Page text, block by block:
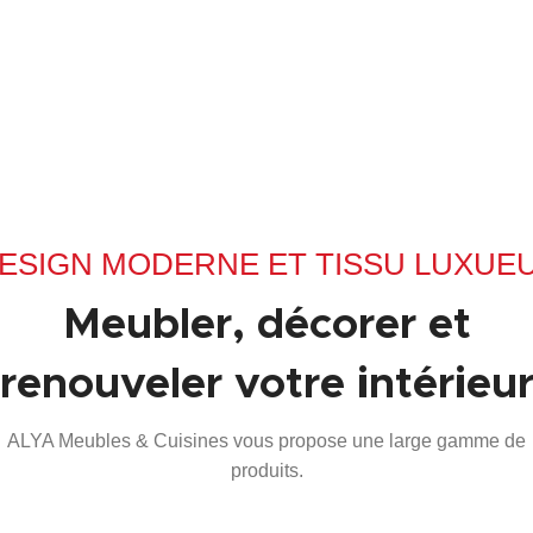
MODERNE ET TISSU
Meubler, décorer et
renouveler votre intérieur
ALYA Meubles & Cuisines vous propose une large gamme de
produits.